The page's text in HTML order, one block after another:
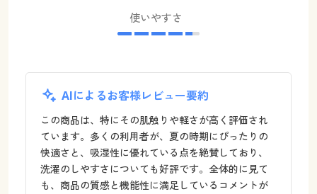
使いやすさ
AIによるお客様レビュー要約
この商品は、特にその肌触りや軽さが高く評価され
ています。多くの利用者が、夏の時期にぴったりの
快適さと、吸湿性に優れている点を絶賛しており、
洗濯のしやすさについても好評です。全体的に見て
も、商品の質感と機能性に満足しているコメントが